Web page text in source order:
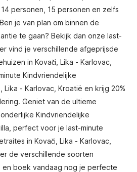
personen, 15 personen en zelfs
je van plan om binnen de
te gaan? Bekijk dan onze last-
vind je verschillende afgeprijsde
in Kovači, Lika - Karlovac,
Kindvriendelijke
Lika - Karlovac, Kroatië en krijg 20%
Geniet van de ultieme
Kindvriendelijke
perfect voor je last-minute
in Kovači, Lika - Karlovac,
de verschillende soorten
en boek vandaag nog je perfecte